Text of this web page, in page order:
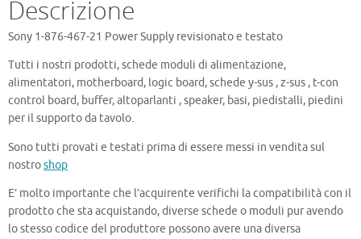
Descrizione
Sony 1-876-467-21 Power Supply revisionato e testato
Tutti i nostri prodotti, schede moduli di alimentazione,
alimentatori, motherboard, logic board, schede y-sus , z-sus , t-con
control board, buffer, altoparlanti , speaker, basi, piedistalli, piedini
per il supporto da tavolo.
Sono tutti provati e testati prima di essere messi in vendita sul
nostroshop
E’ molto importante che l’acquirente verifichi la compatibilità con il
prodotto che sta acquistando, diverse schede o moduli pur avendo
lo stesso codice del produttore possono avere una diversa